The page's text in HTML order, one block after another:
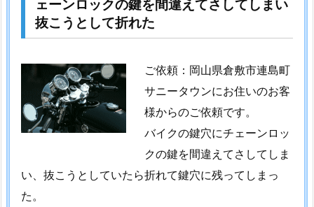
ン
シ
ョ
玄
関
ド
ア
ェーンロックの鍵を間違えてさしてしまい
抜こうとして折れた
ご依頼：岡山県倉敷市連島町
サニータウンにお住いのお客
様からのご依頼です。
バイクの鍵穴にチェーンロッ
クの鍵を間違えてさしてしま
い、抜こうとしていたら折れて鍵穴に残ってしまっ
た。